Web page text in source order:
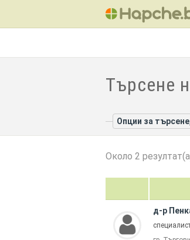
Търсене
Опции за
Около 2
д-р